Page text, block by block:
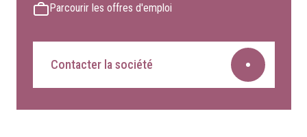
Parcourir les offres d'emploi
Contacter la société